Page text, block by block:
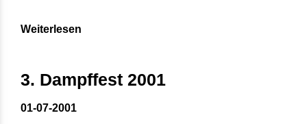
Weiterlesen
3. Dampffest 2001
01-07-2001